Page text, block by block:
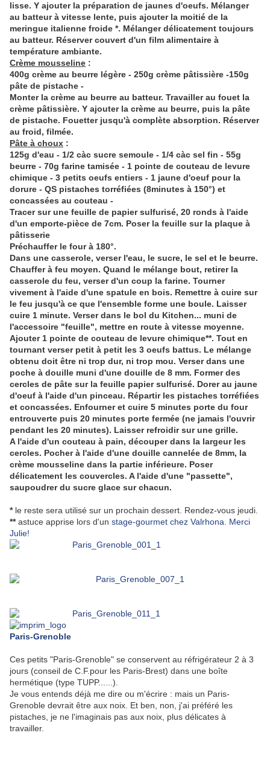
lisse. Y ajouter la préparation de jaunes d'oeufs. Mélanger
au batteur à vitesse lente, puis ajouter la moitié de la
meringue italienne froide *. Mélanger délicatement toujours
au batteur. Réserver couvert d'un film alimentaire à
température ambiante.
Crème mousseline :
400g crème au beurre légère - 250g crème pâtissière -150g
pâte de pistache -
Monter la crème au beurre au batteur. Travailler au fouet la
crème pâtissière. Y ajouter la crème au beurre, puis la pâte
de pistache. Fouetter jusqu'à complète absorption. Réserver
au froid, filmée.
Pâte à choux :
125g d'eau - 1/2 càc sucre semoule - 1/4 càc sel fin - 55g
beurre - 70g farine tamisée - 1 pointe de couteau de levure
chimique - 3 petits oeufs entiers - 1 jaune d'oeuf pour la
dorure - QS pistaches torréfiées (8minutes à 150°) et
concassées au couteau -
Tracer sur une feuille de papier sulfurisé, 20 ronds à l'aide
d'un emporte-pièce de 7cm. Poser la feuille sur la plaque à
pâtisserie
Préchauffer le four à 180°.
Dans une casserole, verser l'eau, le sucre, le sel et le beurre.
Chauffer à feu moyen. Quand le mélange bout, retirer la
casserole du feu, verser d'un coup la farine. Tourner
vivement à l'aide d'une spatule en bois. Remettre à cuire sur
le feu jusqu'à ce que l'ensemble forme une boule. Laisser
cuire 1 minute. Verser dans le bol du Kitchen... muni de
l'accessoire "feuille", mettre en route à vitesse moyenne.
Ajouter 1 pointe de couteau de levure chimique**. Tout en
tournant verser petit à petit les 3 oeufs battus. Le mélange
obtenu doit être ni trop dur, ni trop mou. Verser dans une
poche à douille muni d'une douille de 8 mm. Former des
cercles de pâte sur la feuille papier sulfurisé. Dorer au jaune
d'oeuf à l'aide d'un pinceau. Répartir les pistaches torréfiées
et concassées. Enfourner et cuire 5 minutes porte du four
entrouverte puis 20 minutes porte fermée (ne jamais l'ouvrir
pendant les 20 minutes). Laisser refroidir sur une grille.
A l'aide d'un couteau à pain, découper dans la largeur les
cercles. Pocher à l'aide d'une douille cannelée de 8mm, la
crème mousseline dans la partie inférieure. Poser
délicatement les couvercles. A l'aide d'une "passette",
saupoudrer du sucre glace sur chacun.
* le reste sera utilisé sur un prochain dessert. Rendez-vous jeudi.
**astuce apprise lors d'un stage-gourmet chez Valrhona. Merci
Julie!
Paris-Grenoble
Ces petits "Paris-Grenoble" se conservent au réfrigérateur 2 à 3
jours (conseil de C.F.pour les Paris-Brest) dans une boîte
hermétique (type TUPP......).
Je vous entends déjà me dire ou m'écrire : mais un Paris-
Grenoble devrait être aux noix. Et ben, non, j'ai préféré les
pistaches, je ne l'imaginais pas aux noix, plus délicates à
travailler.